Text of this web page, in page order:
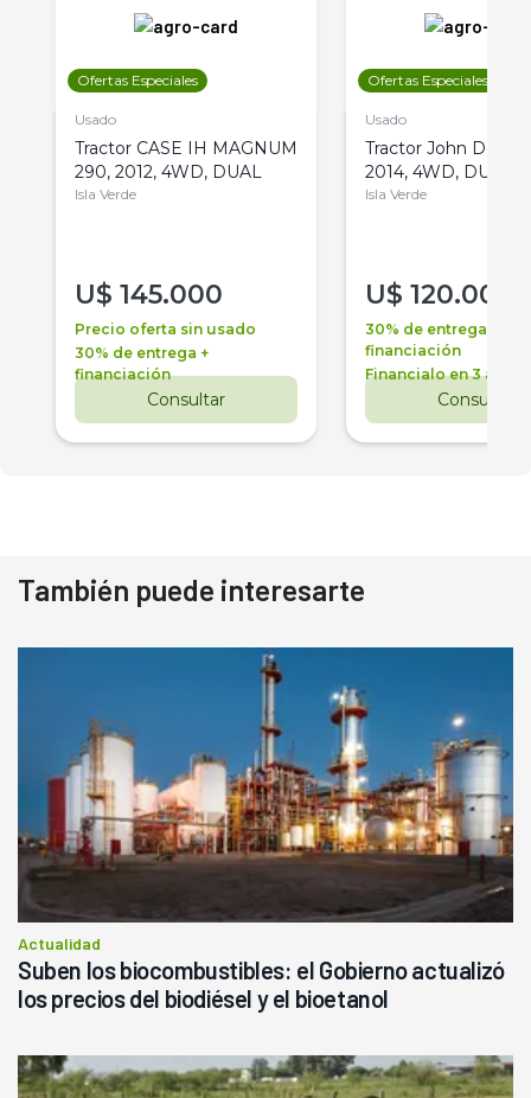
Ofertas Especiales
Usado
Tractor CASE IH MAGNUM
290, 2012, 4WD, DUAL
Isla Verde
U$ 145.000
Precio oferta sin usado
30% de entrega +
financiación
Consultar
Ofertas Especiales
Usado
Tractor John Deere
2014, 4WD, DUAL
Isla Verde
U$ 120.000
30% de entrega +
financiación
Financialo en 3 años
Consultar
También puede interesarte
Actualidad
Suben los biocombustibles: el Gobierno actualizó
los precios del biodiésel y el bioetanol